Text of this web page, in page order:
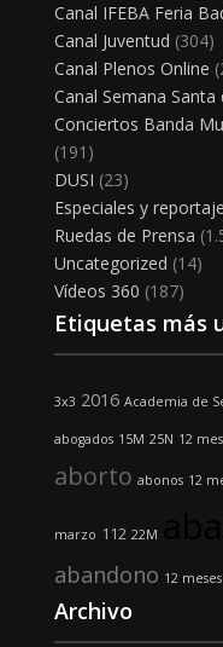
Canal IFEBA Feria
Canal Juventud (304)
Canal Plenos Online
Canal Semana
Conciertos Banda
(191)
DUSI (23)
Especiales y
Ruedas de Prensa
Uncategorized (14)
Vídeos 360 (187)
Etiquetas más
3x3 2016 Academia de
abogados 15M 25N 12
aborto abonos 12
marzo 112 22M
abandono 12
Archivo